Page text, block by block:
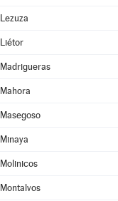
Lezuza
Liétor
Madrigueras
Mahora
Masegoso
Minaya
Molinicos
Montalvos